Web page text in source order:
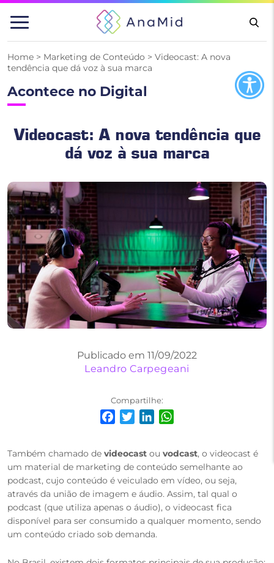
Pular
para
Home > Marketing de Conteúdo > Videocast: A nova
tendência que dá voz à sua marca
Acontece no Digital
Videocast: A nova tendência que
dá voz à sua marca
Publicado em 11/09/2022
Leandro Carpegeani
Compartilhe:
Também chamado de videocast ou vodcast, o videocast é
um material de marketing de conteúdo semelhante ao
podcast, cujo conteúdo é veiculado em vídeo, ou seja,
através da união de imagem e áudio. Assim, tal qual o
podcast (que utiliza apenas o áudio), o videocast fica
disponível para ser consumido a qualquer momento, sendo
um conteúdo criado sob demanda.